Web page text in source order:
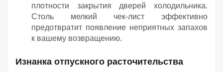
плотности закрытия дверей холодильника.
Столь мелкий чек-лист эффективно
предотвратит появление неприятных запахов
к вашему возвращению.
Изнанка отпускного расточительства